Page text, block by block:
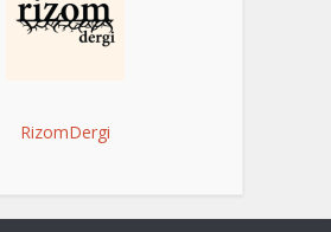
RizomDergi